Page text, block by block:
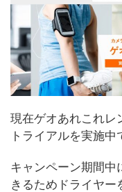
現在ゲオあれこれレ
トライアルを実施中
キャンペーン期間中
きるためドライヤ